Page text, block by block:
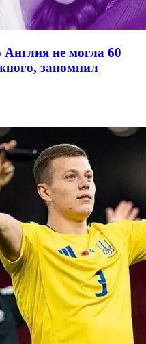
Англия не могла 60
запомнил